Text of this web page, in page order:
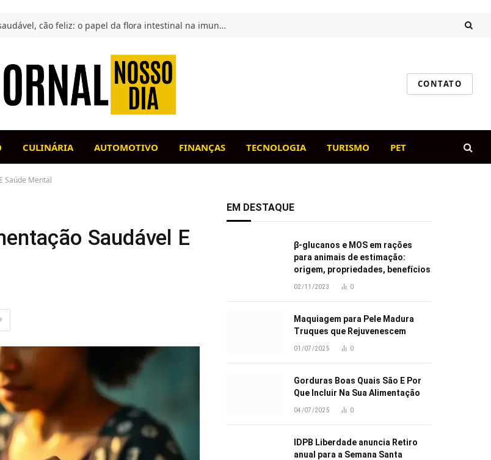
Intestino saudável, cão feliz: o papel da flora intestinal na imunidade canina
CONTATO
CULINÁRIA AUTOMOTIVO FINANÇAS TECNOLOGIA TURISMO PET
Saúde Mental
Saudável E
EM DESTAQUE
β-glucanos e MOS em rações
para animais de estimação:
origem, propriedades, benefícios
02/11/2023 0
Maquiagem para Pele Madura
Truques que Rejuvenescem
01/07/2025 0
Gorduras Boas Quais São E Por
Que Incluir Na Sua Alimentação
04/07/2025 0
IDPB Liberdade anuncia Retiro
anual para a Semana Santa